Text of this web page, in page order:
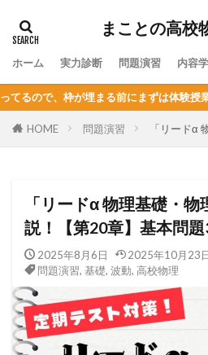
まことの高校
ホーム 実力診断 問題演習 内容
ずは体験授業を！
HOME 問題演習 「リードα
「リードα 物理基礎・
説！【第20章】基本問
2025年8月6日 2025年10月23
問題演習, 基礎, 波動, 高校物理